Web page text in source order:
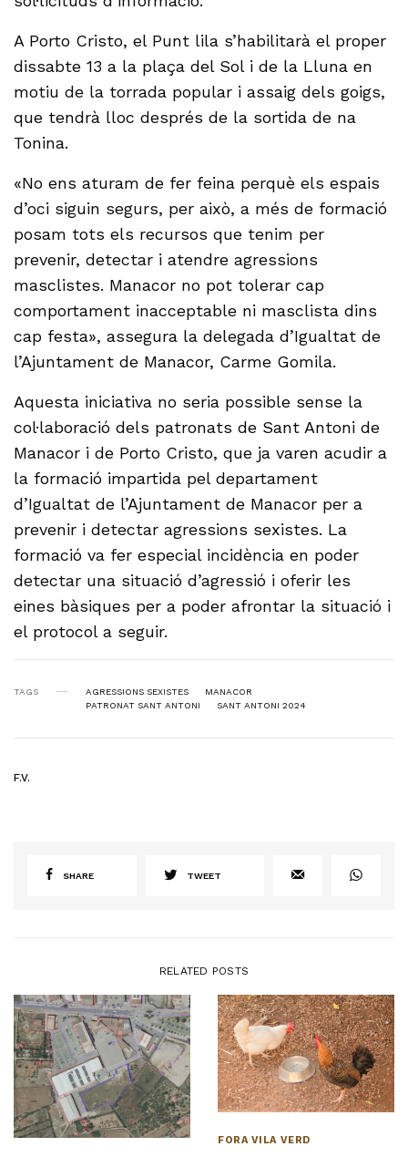
A Porto Cristo, el Punt lila s’habilitarà el proper
dissabte 13 a la plaça del Sol i de la Lluna en
motiu de la torrada popular i assaig dels goigs,
que tendrà lloc després de la sortida de na
Tonina.
«No ens aturam de fer feina perquè els espais
d’oci siguin segurs, per això, a més de formació
posam tots els recursos que tenim per
prevenir, detectar i atendre agressions
masclistes. Manacor no pot tolerar cap
comportament inacceptable ni masclista dins
cap festa», assegura la delegada d’Igualtat de
l’Ajuntament de Manacor, Carme Gomila.
Aquesta iniciativa no seria possible sense la
col·laboració dels patronats de Sant Antoni de
Manacor i de Porto Cristo, que ja varen acudir a
la formació impartida pel departament
d’Igualtat de l’Ajuntament de Manacor per a
prevenir i detectar agressions sexistes. La
formació va fer especial incidència en poder
detectar una situació d’agressió i oferir les
eines bàsiques per a poder afrontar la situació i
el protocol a seguir.
TAGS AGRESSIONS SEXISTES
MANACOR
PATRONAT SANT ANTONI
SANT ANTONI 2024
F.V.
SHARE TWEET
RELATED POSTS
FORA VILA VERD